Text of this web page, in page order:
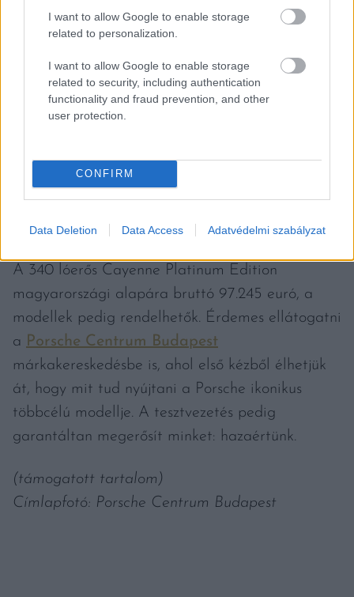
I want to allow Google to enable storage
related to personalization.
I want to allow Google to enable storage
related to security, including authentication
functionality and fraud prevention, and other
user protection.
CONFIRM
Data Deletion Data Access Adatvédelmi szabályzat
napfénytetőt, a sötétített hátsó üvegezést, a
Bose ® Surround audiorendszert, a
hangulatvilágítást, a nyolc irányban
elektromosan állítható, bőr sportüléseket, az első
és a hátsó fejtámlák Porsche pajzsát, valamint a
Manufaktur személyre szabási lehetőségek széles
skáláját kínálja a külsőhöz és a belsőhöz
egyaránt, a választható módosításoktól kezdve
az egészen egyedi igények megvalósításáig.
A 340 lóerős Cayenne Platinum Edition
magyarországi alapára bruttó 97.245 euró, a
modellek pedig rendelhetők. Érdemes ellátogatni
a Porsche Centrum Budapest
márkakereskedésbe is, ahol első kézből élhetjük
át, hogy mit tud nyújtani a Porsche ikonikus
többcélú modellje. A tesztvezetés pedig
garantáltan megerősít minket: hazaértünk.
(támogatott tartalom)
Címlapfotó: Porsche Centrum Budapest